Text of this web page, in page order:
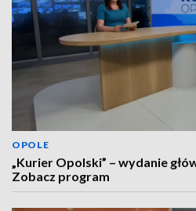
OPOLE
„Kurier Opolski” – wydanie
Zobacz program